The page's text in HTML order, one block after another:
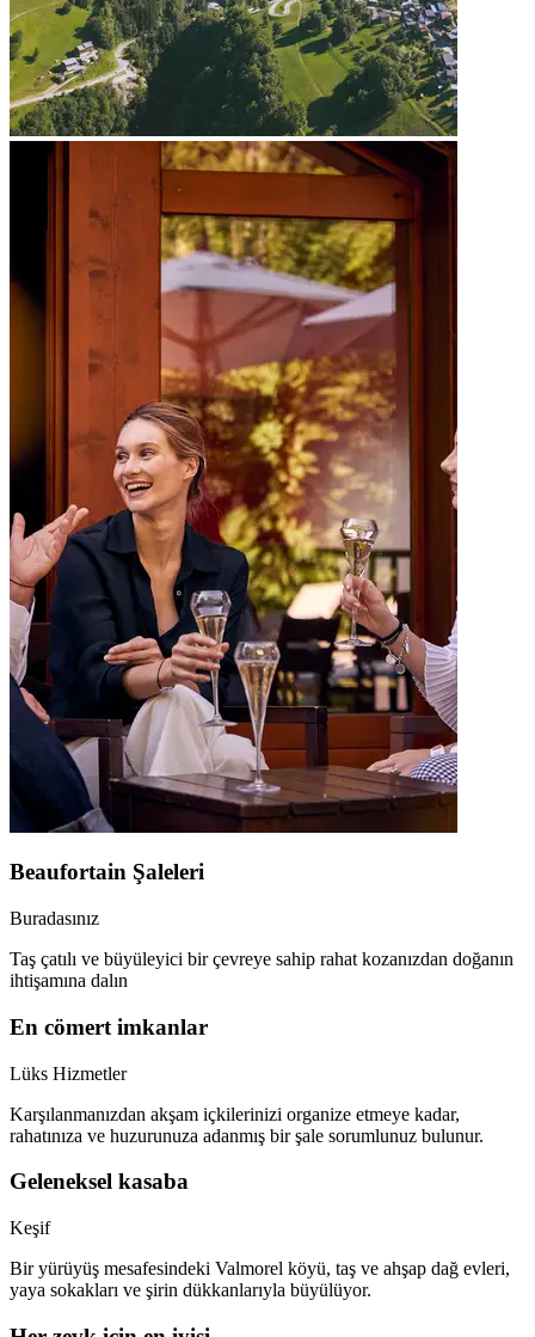
Beaufortain Şaleleri
Buradasınız
Taş çatılı ve büyüleyici bir çevreye sahip rahat kozanızdan doğanın
ihtişamına dalın
En cömert imkanlar
Lüks Hizmetler
Karşılanmanızdan akşam içkilerinizi organize etmeye kadar,
rahatınıza ve huzurunuza adanmış bir şale sorumlunuz bulunur.
Geleneksel kasaba
Keşif
Bir yürüyüş mesafesindeki Valmorel köyü, taş ve ahşap dağ evleri,
yaya sokakları ve şirin dükkanlarıyla büyülüyor.